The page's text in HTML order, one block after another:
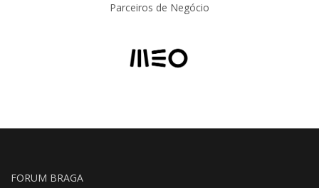
Parceiros de Negócio
FORUM BRAGA